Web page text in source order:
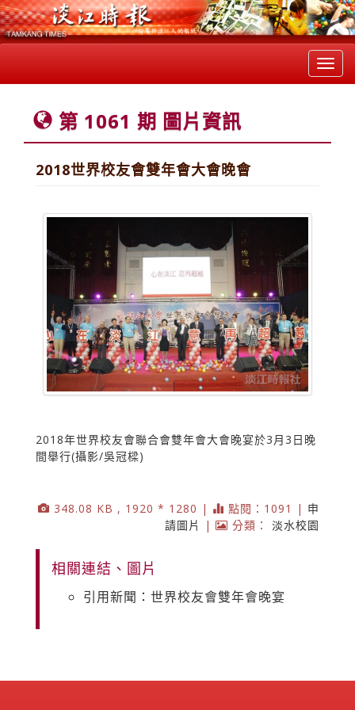
第 1061 期 圖片資訊
2018世界校友會雙年會大會晚會
2018年世界校友會聯合會雙年會大會晚宴於3月3日晚
間舉行(攝影/吳冠樑)
348.08 KB , 1920 * 1280 | 點閱：1091 | 申
請圖片
| 分類： 淡水校園
相關連結、圖片
引用新聞：世界校友會雙年會晚宴